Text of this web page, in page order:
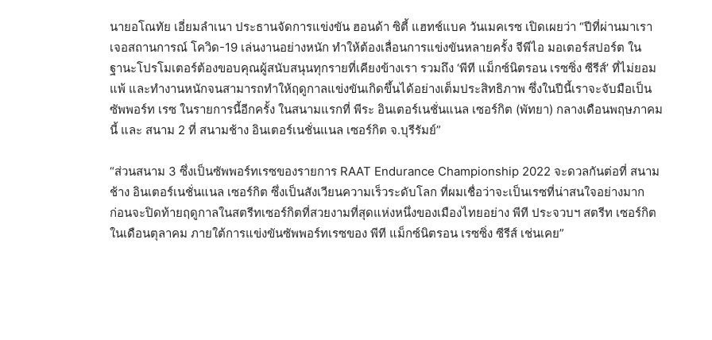
นายอโณทัย เอี่ยมลำเนา ประธานจัดการแข่งขัน ฮอนด้า ซิตี้ แฮทช์แบค วันเมคเรซ เปิดเผยว่า “ปีที่ผ่านมาเรา
เจอสถานการณ์ โควิด-19 เล่นงานอย่างหนัก ทำให้ต้องเลื่อนการแข่งขันหลายครั้ง จีพีไอ มอเตอร์สปอร์ต ใน
ฐานะโปรโมเตอร์ต้องขอบคุณผู้สนับสนุนทุกรายที่เคียงข้างเรา รวมถึง ‘พีที แม็กซ์นิตรอน เรซซิ่ง ซีรีส์’ ที่ไม่ยอม
แพ้ และทำงานหนักจนสามารถทำให้ฤดูกาลแข่งขันเกิดขึ้นได้อย่างเต็มประสิทธิภาพ ซึ่งในปีนี้เราจะจับมือเป็น
ซัพพอร์ท เรซ ในรายการนี้อีกครั้ง ในสนามแรกที่ พีระ อินเตอร์เนชั่นแนล เซอร์กิต (พัทยา) กลางเดือนพฤษภาคม
นี้ และ สนาม 2 ที่ สนามช้าง อินเตอร์เนชั่นแนล เซอร์กิต จ.บุรีรัมย์”
“ส่วนสนาม 3 ซึ่งเป็นซัพพอร์ทเรซของรายการ RAAT Endurance Championship 2022 จะดวลกันต่อที่ สนาม
ช้าง อินเตอร์เนชั่นแนล เซอร์กิต ซึ่งเป็นสังเวียนความเร็วระดับโลก ที่ผมเชื่อว่าจะเป็นเรซที่น่าสนใจอย่างมาก
ก่อนจะปิดท้ายฤดูกาลในสตรีทเซอร์กิตที่สวยงามที่สุดแห่งหนึ่งของเมืองไทยอย่าง พีที ประจวบฯ สตรีท เซอร์กิต
ในเดือนตุลาคม ภายใต้การแข่งขันซัพพอร์ทเรซของ พีที แม็กซ์นิตรอน เรซซิ่ง ซีรีส์ เช่นเคย”